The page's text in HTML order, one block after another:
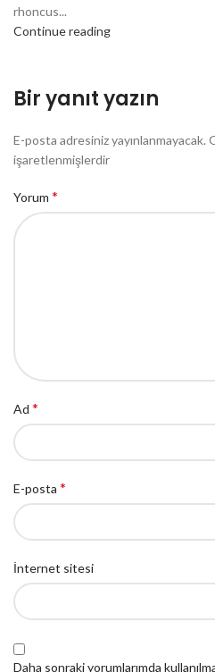
rhoncus...
Continue reading
Bir yanıt yazın
E-posta adresiniz yayınlanmayacak.
işaretlenmişlerdir
Yorum *
Ad *
E-posta *
İnternet sitesi
Daha sonraki yorumlarımda